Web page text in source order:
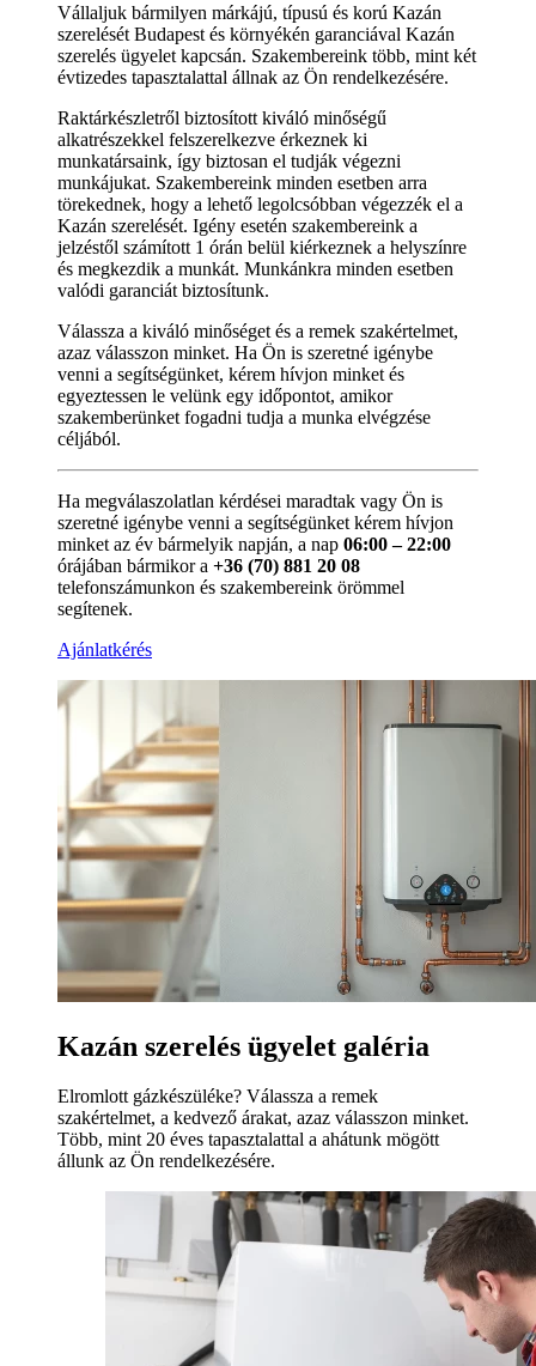
Vállaljuk bármilyen márkájú, típusú és korú Kazán
szerelését Budapest és környékén garanciával Kazán
szerelés ügyelet kapcsán. Szakembereink több, mint két
évtizedes tapasztalattal állnak az Ön rendelkezésére.
Raktárkészletről biztosított kiváló minőségű
alkatrészekkel felszerelkezve érkeznek ki
munkatársaink, így biztosan el tudják végezni
munkájukat. Szakembereink minden esetben arra
törekednek, hogy a lehető legolcsóbban végezzék el a
Kazán szerelését. Igény esetén szakembereink a
jelzéstől számított 1 órán belül kiérkeznek a helyszínre
és megkezdik a munkát. Munkánkra minden esetben
valódi garanciát biztosítunk.
Válassza a kiváló minőséget és a remek szakértelmet,
azaz válasszon minket. Ha Ön is szeretné igénybe
venni a segítségünket, kérem hívjon minket és
egyeztessen le velünk egy időpontot, amikor
szakemberünket fogadni tudja a munka elvégzése
céljából.
Ha megválaszolatlan kérdései maradtak vagy Ön is
szeretné igénybe venni a segítségünket kérem hívjon
minket az év bármelyik napján, a nap 06:00 – 22:00
órájában bármikor a +36 (70) 881 20 08
telefonszámunkon és szakembereink örömmel
segítenek.
Ajánlatkérés
Kazán szerelés ügyelet galéria
Elromlott gázkészüléke? Válassza a remek
szakértelmet, a kedvező árakat, azaz válasszon minket.
Több, mint 20 éves tapasztalattal a ahátunk mögött
állunk az Ön rendelkezésére.